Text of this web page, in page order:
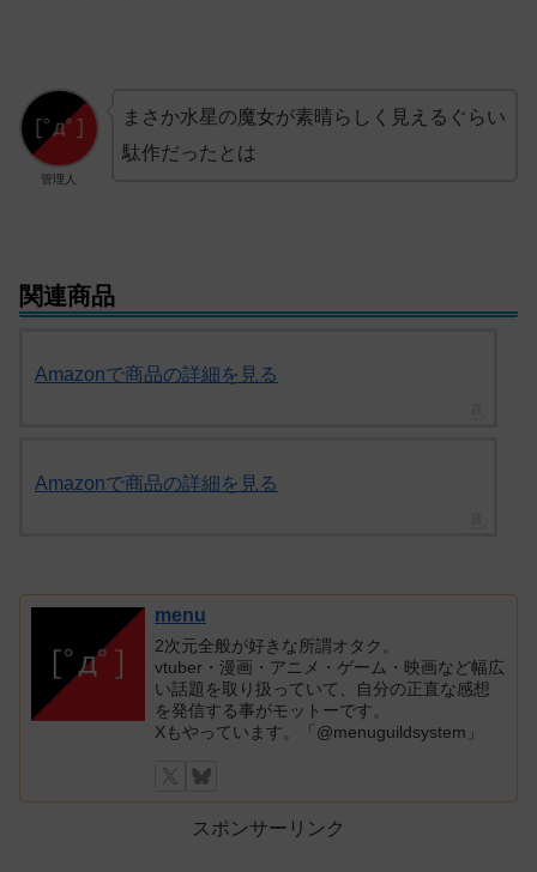
管理人
まさか水星の魔女が素晴らしく見えるぐらい
駄作だったとは
関連商品
Amazonで商品の詳細を見る
Amazonで商品の詳細を見る
menu
2次元全般が好きな所謂オタク。
vtuber・漫画・アニメ・ゲーム・映画など幅広
い話題を取り扱っていて、自分の正直な感想
を発信する事がモットーです。
Xもやっています。「@menuguildsystem」
スポンサーリンク